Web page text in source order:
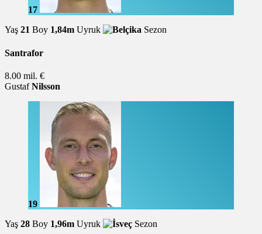
17
Yaş 21 Boy 1,84m Uyruk Sezon
Santrafor
8.00 mil. €
Gustaf Nilsson
19
Yaş 28 Boy 1,96m Uyruk Sezon